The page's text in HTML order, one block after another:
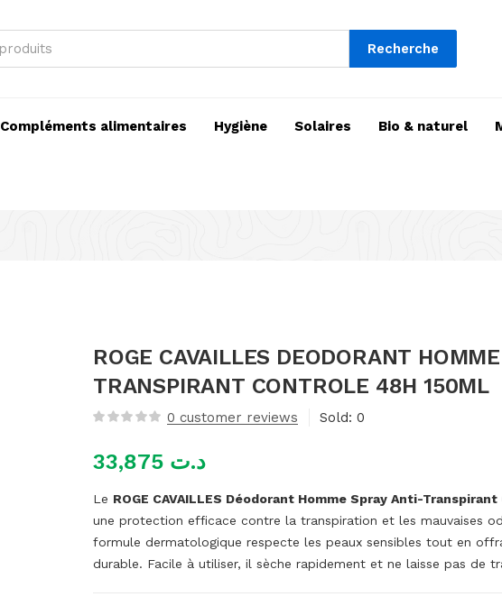
Recherche
Compléments alimentaires Hygiène Solaires Bio & naturel
ROGE CAVAILLES DEODORANT
TRANSPIRANT CONTROLE 48H 150ML
0 customer reviews Sold: 0
د.ت
Le ROGE CAVAILLES Déodorant Homme Spray Anti-
une protection efficace contre la transpiration et les mauvaises
formule dermatologique respecte les peaux sensibles tout en
durable. Facile à utiliser, il sèche rapidement et ne laisse pas de